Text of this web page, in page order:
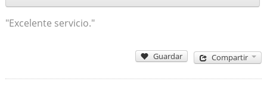
"Excelente servicio."
Guardar Compartir